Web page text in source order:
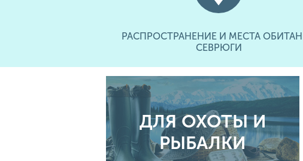
РАСПРОСТРАНЕНИЕ И МЕСТА
СЕВРЮГИ
ДЛЯ ОХОТЫ И
РЫБАЛКИ